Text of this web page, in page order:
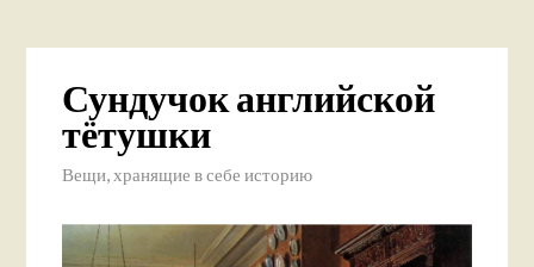
Сундучок английской
тётушки
Вещи, хранящие в себе историю